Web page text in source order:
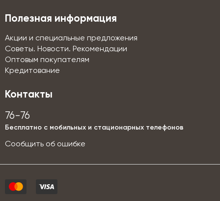
Полезная информация
Акции и специальные предложения
Советы. Новости. Рекомендации
Оптовым покупателям
Кредитование
Контакты
76-76
Бесплатно с мобильных и стационарных телефонов
Сообщить об ошибке